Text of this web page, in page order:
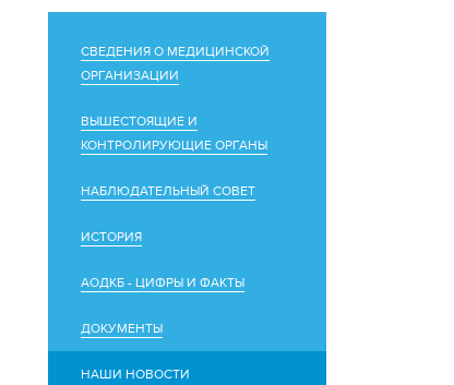
СВЕДЕНИЯ О МЕДИЦИНСКОЙ
ОРГАНИЗАЦИИ
ВЫШЕСТОЯЩИЕ И
КОНТРОЛИРУЮЩИЕ ОРГАНЫ
НАБЛЮДАТЕЛЬНЫЙ СОВЕТ
ИСТОРИЯ
АОДКБ - ЦИФРЫ И ФАКТЫ
ДОКУМЕНТЫ
НАШИ НОВОСТИ